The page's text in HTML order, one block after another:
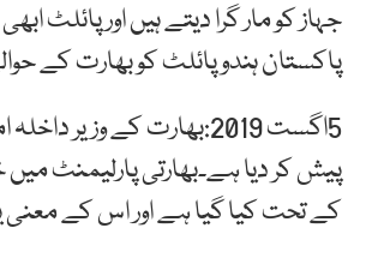
جہاز کو مار گرا دیتے ہیں اور پائلٹ
پاکستان ہندو پائلٹ کو بھارت کے
کے تحت کیا گیا ہے اور اس کے